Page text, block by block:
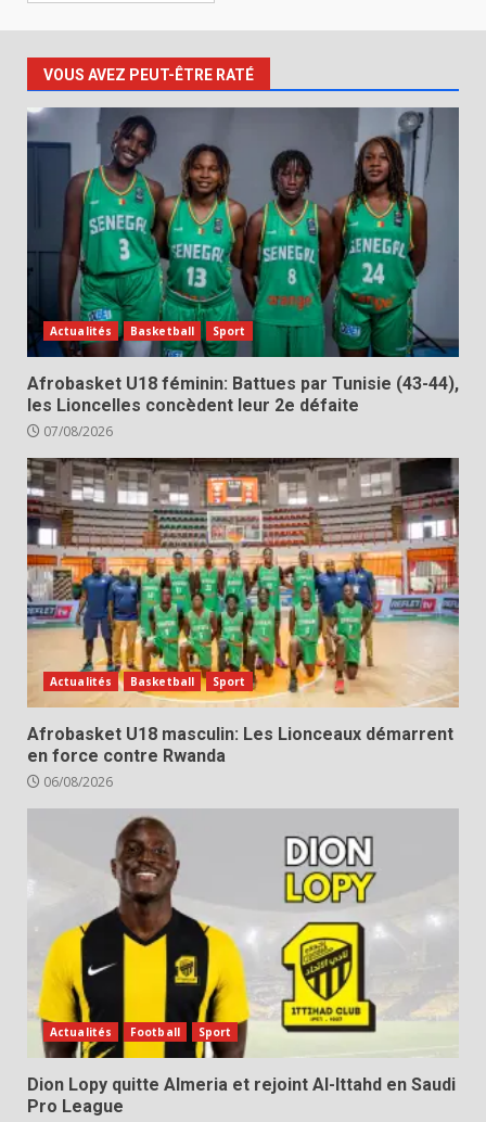
VOUS AVEZ PEUT-ÊTRE RATÉ
Actualités Basketball Sport
Afrobasket U18 féminin: Battues par Tunisie (43-44),
les Lioncelles concèdent leur 2e défaite
07/08/2026
Actualités Basketball Sport
Afrobasket U18 masculin: Les Lionceaux démarrent
en force contre Rwanda
06/08/2026
Actualités Football Sport
Dion Lopy quitte Almeria et rejoint Al-Ittahd en Saudi
Pro League